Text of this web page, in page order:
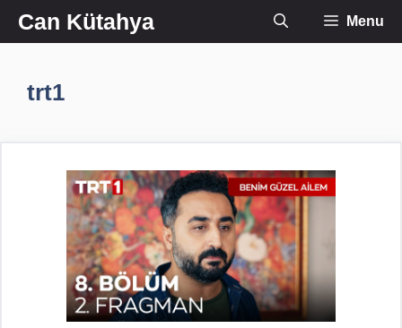
İçeriğe
atlaCan Kütahya Menu
trt1